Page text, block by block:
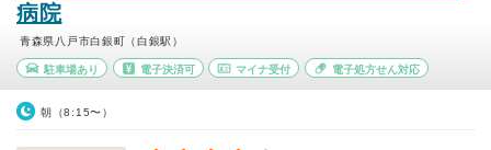
病院
青森県八戸市白銀町（白銀駅）
駐車場あり 電子決済可 マイナ受付 電子処方せん対応
朝（8:15〜）